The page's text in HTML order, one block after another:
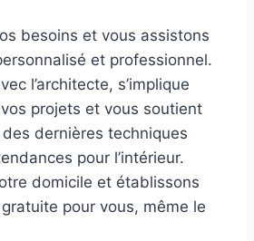
besoins et vous assistons
et professionnel.
l’architecte, s’implique
projets et vous soutient
dernières techniques
pour l’intérieur.
domicile et établissons
pour vous, même le